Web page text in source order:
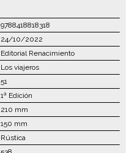
9788418818318
24/10/2022
Editorial Renacimiento
Los viajeros
51
1ª Edición
210 mm
150 mm
Rústica